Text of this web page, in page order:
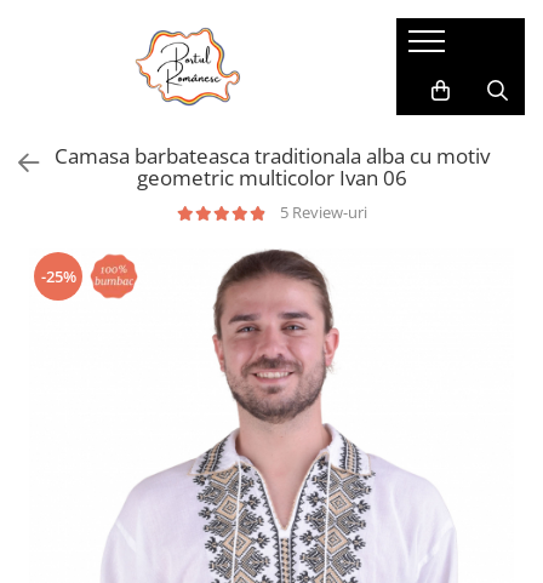
Pijamale Dama Marimi Mari
Pijamale Fetite
Imbracaminte copii
Imbracaminte Baieti
Camasa barbateasca traditionala alba cu motiv
geometric multicolor Ivan 06
5 Review-uri
-25%